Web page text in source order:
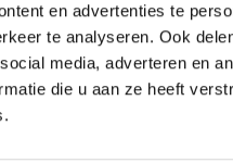
en advertenties te
te analyseren. Ook
media, adverteren en
die u aan ze heeft